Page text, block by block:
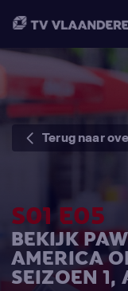
Terug naar
S01 E05
BEKIJK
AMERICA
SEIZOEN 1,